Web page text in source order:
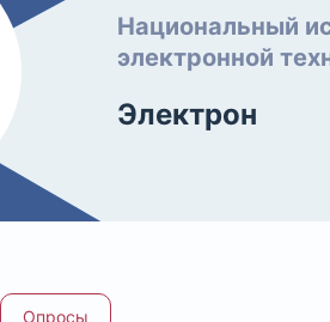
Национальный
электронной
Электрон
Опросы